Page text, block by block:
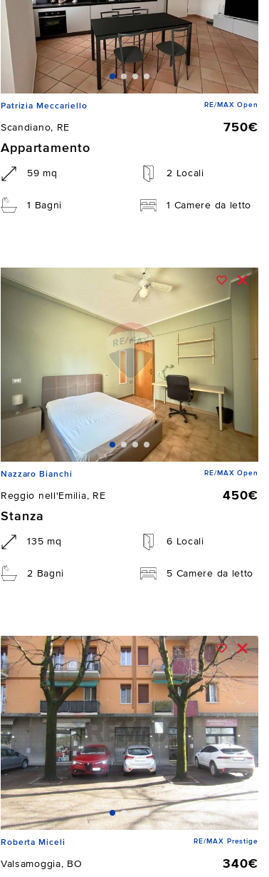
Patrizia Meccariello RE/MAX Open
Scandiano, RE
750€
Appartamento
59 mq 2 Locali
1 Bagni 1 Camere da letto
Nazzaro Bianchi RE/MAX Open
Reggio nell'Emilia, RE
450€
Stanza
135 mq 6 Locali
2 Bagni 5 Camere da letto
Roberta Miceli RE/MAX Prestige
Valsamoggia, BO
340€